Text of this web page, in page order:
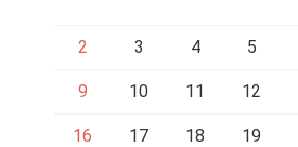
2 3 4 5
9 10 11 12
16 17 18 19